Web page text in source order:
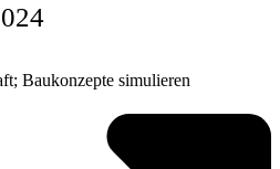
Baukonzepte simulieren